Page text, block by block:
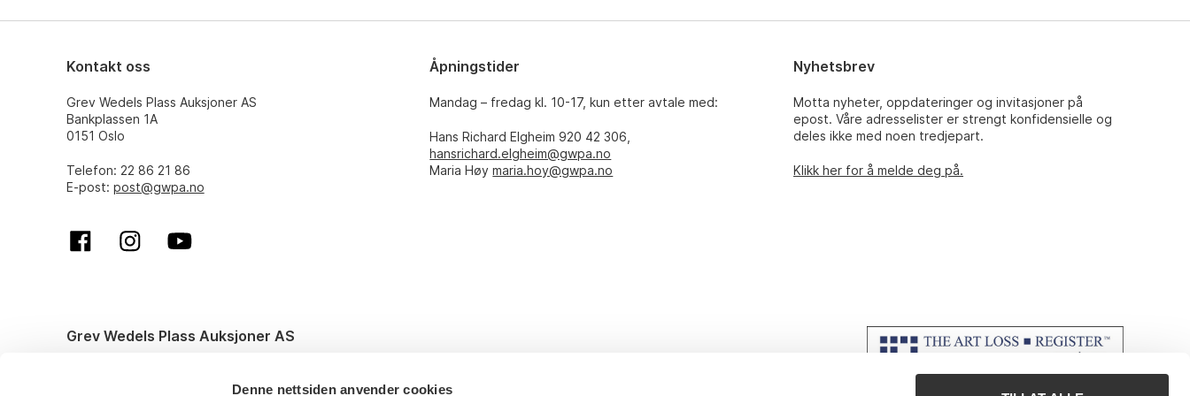
Denne nettsiden anvender cookies
Kontakt oss
Grev Wedels Plass Auksjoner AS
Bankplassen 1A
0151 Oslo
Telefon: 22 86 21 86
E-post: post@gwpa.no
Åpningstider
Mandag – fredag kl. 10-17, kun etter avtale med:
Hans Richard Elgheim 920 42 306,
hansrichard.elgheim@gwpa.no
Maria Høymaria.hoy@gwpa.no
Nyhetsbrev
Motta nyheter, oppdateringer og invitasjoner på
epost. Våre adresselister er strengt konfidensielle og
deles ikke med noen tredjepart.
Klikk her for å melde deg på.
Grev Wedels Plass Auksjoner AS